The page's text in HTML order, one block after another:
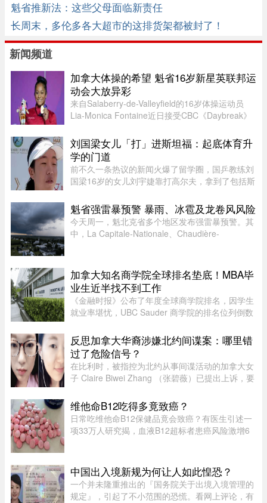
魁省推新法：这些父母面临新责任
长周末，多伦多各大超市的这排货架都被封了！
新闻频道
加拿大体操的希望 魁省16岁新星英联邦运
动会大放异彩
来自Salaberry-de-Valleyfield的16岁体操运动员
Lia-Monica Fontaine近日接受CBC《Daybreak》
历。这位魁省年轻选手在国际舞台上表现惊艳，一
举获得4枚奖牌。Fontaine代 ...
刘国梁女儿「打」进斯坦福：起底体育升
学的门道
前不久一条热议的新闻火爆了留学圈，国乒教练刘
国梁16岁的女儿刘宇婕靠打高尔夫，拿到了包括斯
说，从6月15日那天开始，她每晚都要花上一到两
个小时，接美国大学高尔夫校队 ...
魁省强雷暴预警 暴雨、冰雹及龙卷风风险
今天周一，魁北克省多个地区发布强雷暴预警。其
中，La Capitale-Nationale、Chaudière-
醒：“今天下午至今晚，天气条件有 ...
加拿大知名商学院全球排名垫底！MBA毕
业生近半找不到工作
《金融时报》公布了年度全球商学院排名，因学生
就业率堪忧，UBC Sauder 商学院的排名位列倒数
有 53% 的人表示毕业三个月内找到工作。图片：
RICHARD LAM /PNG在今年的 MB ...
反思加拿大华裔涉嫌北约间谍案：哪里错
过了危险信号？
在比利时，被指控为北约从事间谍活动的加拿大女
子 Claire Biwei Zhang （张碧薇）已提出上诉，要
急调查其安全审查程序，以查明外国势力可能是如
何渗透进入政府体系的。 ...
维他命B12吃得多竟致癌？
日常吃维他命B12保健品竟会致癌？有医生引述一
项33万人研究揭，血液B12超标者患癌风险激增6
科医生陈欣湄在Facebook专页发文 ...
中国出入境新规为何让人如此惶恐？
一个并未隆重推出的『国务院关于出境入境管理的
规定』，引起了不小范围的恐慌。看网上评论，有